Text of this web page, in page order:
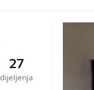
27
dijeljenja